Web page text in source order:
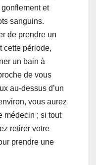
et
sanguins.
de prendre un
cette période,
un bain à
de vous
au-dessus d’un
vous aurez
médecin ; si tout
retirer votre
prendre une